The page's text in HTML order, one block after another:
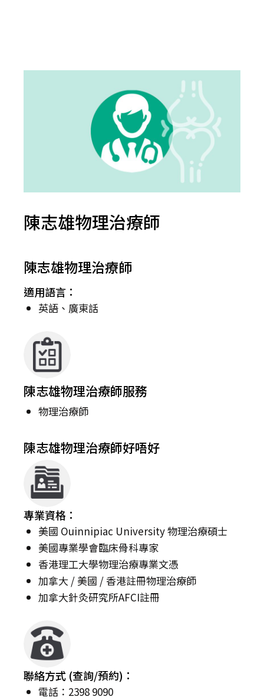
陳志雄物理治療師
陳志雄物理治療師
適用語言：
英語、廣東話
陳志雄物理治療師服務
物理治療師
陳志雄物理治療師好唔好
專業資格：
美國 Ouinnipiac University 物理治療碩士
美國專業學會臨床骨科專家
香港理工大學物理治療專業文憑
加拿大 / 美國 / 香港註冊物理治療師
加拿大針灸研究所AFCI註冊
聯絡方式 (查詢/預約)：
電話：2398 9090